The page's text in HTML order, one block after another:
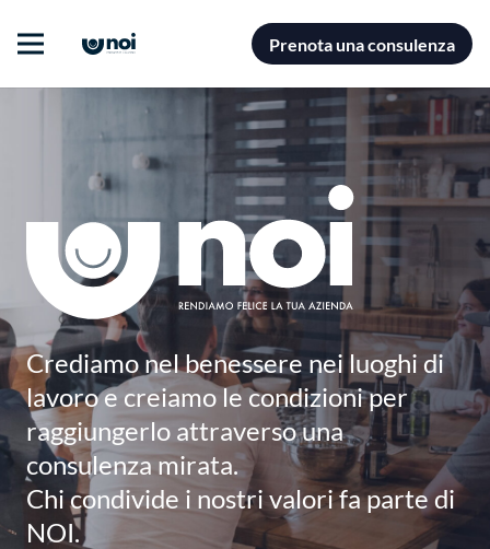
Prenota una consulenza
Crediamo nel benessere nei luoghi di
lavoro e creiamo le condizioni per
raggiungerlo attraverso una
consulenza mirata.
Chi condivide i nostri valori fa parte di
NOI.